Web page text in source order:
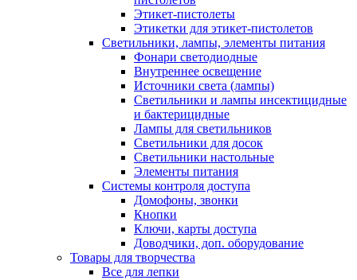
Этикет-пистолеты
Этикетки для этикет-пистолетов
Светильники, лампы, элементы питания
Фонари светодиодные
Внутреннее освещение
Источники света (лампы)
Светильники и лампы инсектицидные
и бактерицидные
Лампы для светильников
Светильники для досок
Светильники настольные
Элементы питания
Системы контроля доступа
Домофоны, звонки
Кнопки
Ключи, карты доступа
Доводчики, доп. оборудование
Товары для творчества
Все для лепки